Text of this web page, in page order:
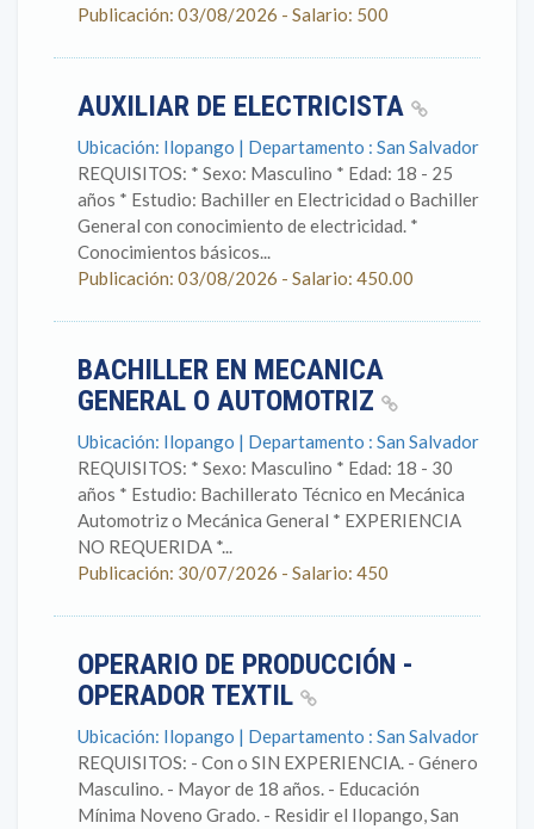
Publicación: 03/08/2026 - Salario: 500
AUXILIAR DE ELECTRICISTA
Ubicación: Ilopango | Departamento : San Salvador
REQUISITOS: * Sexo: Masculino * Edad: 18 - 25
años * Estudio: Bachiller en Electricidad o Bachiller
General con conocimiento de electricidad. *
Conocimientos básicos...
Publicación: 03/08/2026 - Salario: 450.00
BACHILLER EN MECANICA
GENERAL O AUTOMOTRIZ
Ubicación: Ilopango | Departamento : San Salvador
REQUISITOS: * Sexo: Masculino * Edad: 18 - 30
años * Estudio: Bachillerato Técnico en Mecánica
Automotriz o Mecánica General * EXPERIENCIA
NO REQUERIDA *...
Publicación: 30/07/2026 - Salario: 450
OPERARIO DE PRODUCCIÓN -
OPERADOR TEXTIL
Ubicación: Ilopango | Departamento : San Salvador
REQUISITOS: - Con o SIN EXPERIENCIA. - Género
Masculino. - Mayor de 18 años. - Educación
Mínima Noveno Grado. - Residir el Ilopango, San